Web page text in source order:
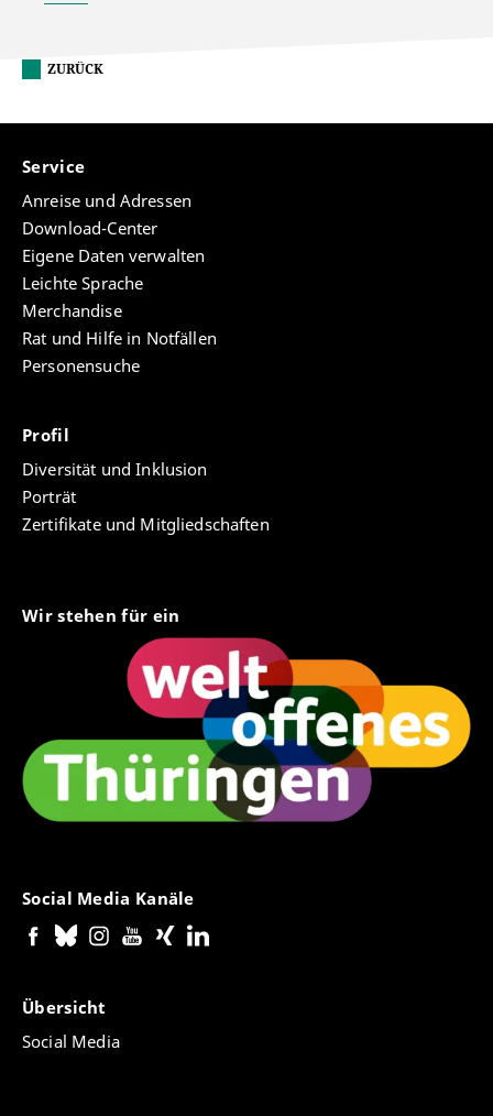
ZURÜCK
Service
Anreise und Adressen
Download-Center
Eigene Daten verwalten
Leichte Sprache
Merchandise
Rat und Hilfe in Notfällen
Personensuche
Profil
Diversität und Inklusion
Porträt
Zertifikate und Mitgliedschaften
Wir stehen für ein
Social Media Kanäle
Übersicht
Social Media